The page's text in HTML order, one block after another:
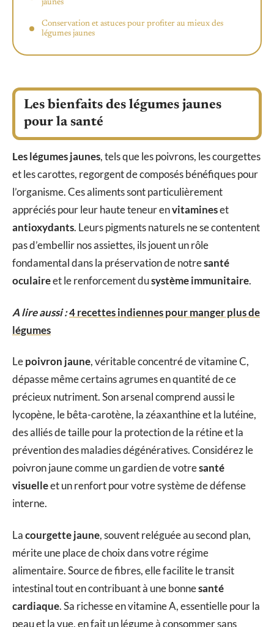
jaunes
Conservation et astuces pour profiter au mieux des
légumes jaunes
Les bienfaits des légumes jaunes
pour la santé
Les légumes jaunes, tels que les poivrons, les courgettes
et les carottes, regorgent de composés bénéfiques pour
l’organisme. Ces aliments sont particulièrement
appréciés pour leur haute teneur envitamineset
antioxydants. Leurs pigments naturels ne se contentent
pas d’embellir nos assiettes, ils jouent un rôle
fondamental dans la préservation de notresanté
oculaireet le renforcement dusystème immunitaire.
A lire aussi :4 recettes indiennes pour manger plus de
légumes
Lepoivron jaune, véritable concentré de vitamine C,
dépasse même certains agrumes en quantité de ce
précieux nutriment. Son arsenal comprend aussi le
lycopène, le bêta-carotène, la zéaxanthine et la lutéine,
des alliés de taille pour la protection de la rétine et la
prévention des maladies dégénératives. Considérez le
poivron jaune comme un gardien de votresanté
visuelleet un renfort pour votre système de défense
interne.
Lacourgette jaune, souvent reléguée au second plan,
mérite une place de choix dans votre régime
alimentaire. Source de fibres, elle facilite le transit
intestinal tout en contribuant à une bonnesanté
cardiaque. Sa richesse en vitamine A, essentielle pour la
peau et la vue, en fait un légume à consommer sans